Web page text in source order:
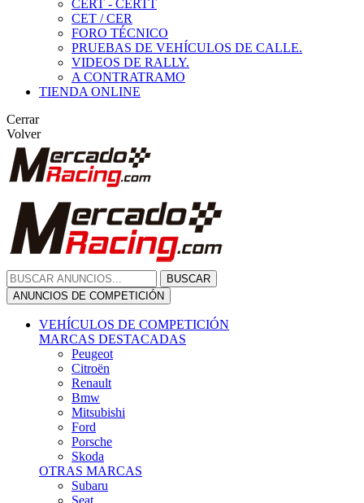
CERT - CERTT
CET / CER
FORO TÉCNICO
PRUEBAS DE VEHÍCULOS DE CALLE.
VIDEOS DE RALLY.
A CONTRATRAMO
TIENDA ONLINE
Cerrar
Volver
BUSCAR
ANUNCIOS DE COMPETICIÓN
VEHÍCULOS DE COMPETICIÓN
MARCAS DESTACADAS
Peugeot
Citroën
Renault
Bmw
Mitsubishi
Ford
Porsche
Skoda
OTRAS MARCAS
Subaru
Seat